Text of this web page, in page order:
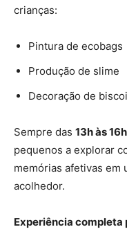
crianças:
Pintura de ecobags
Produção de slime
Decoração de
Sempre das 13h às 16h
pequenos a explorar
memórias afetivas em
acolhedor.
Experiência completa